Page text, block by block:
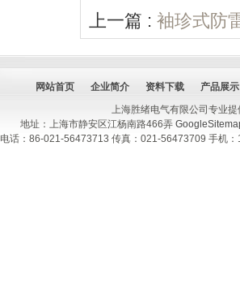
上一篇 : 袖珍式防
网站首页 企业简介 资料下载
产品展示
上海胜绪电气有限公司专业提
地址：上海市静安区江杨南路466弄
电话：86-021-56473713 传真：021-56473709 手机